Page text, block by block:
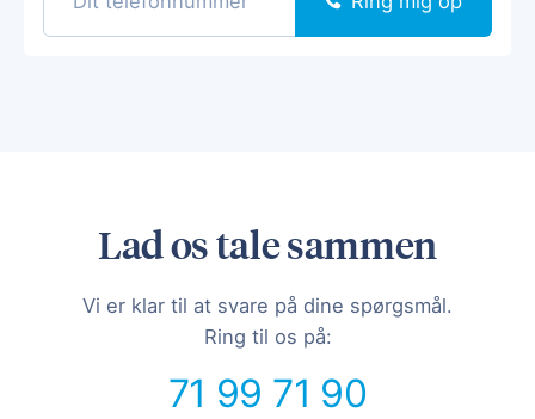
Lad os tale sammen
Vi er klar til at svare på dine spørgsmål.
Ring til os på:
71 99 71 90